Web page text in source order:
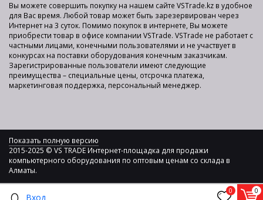
Вход
0 0
Вы можете совершить покупку на нашем сайте VSTrade.kz в удобное
для Вас время. Любой товар может быть зарезервирован через
Интернет на 3 суток. Помимо покупок в интернете, Вы можете
приобрести товар в офисе компании VSTrade. VSTrade не работает с
частными лицами, конечными пользователями и не участвует в
конкурсах на поставки оборудования конечным заказчикам.
Зарегистрированные пользователи имеют следующие
преимущества – специальные цены, отсрочка платежа,
маркетинговая поддержка, персональный менеджер.
Показать полную версию
2015-2025 © VS TRADE Интернет-площадка для продажи
компьютерного оборудования по оптовым ценам со склада в
Алматы.